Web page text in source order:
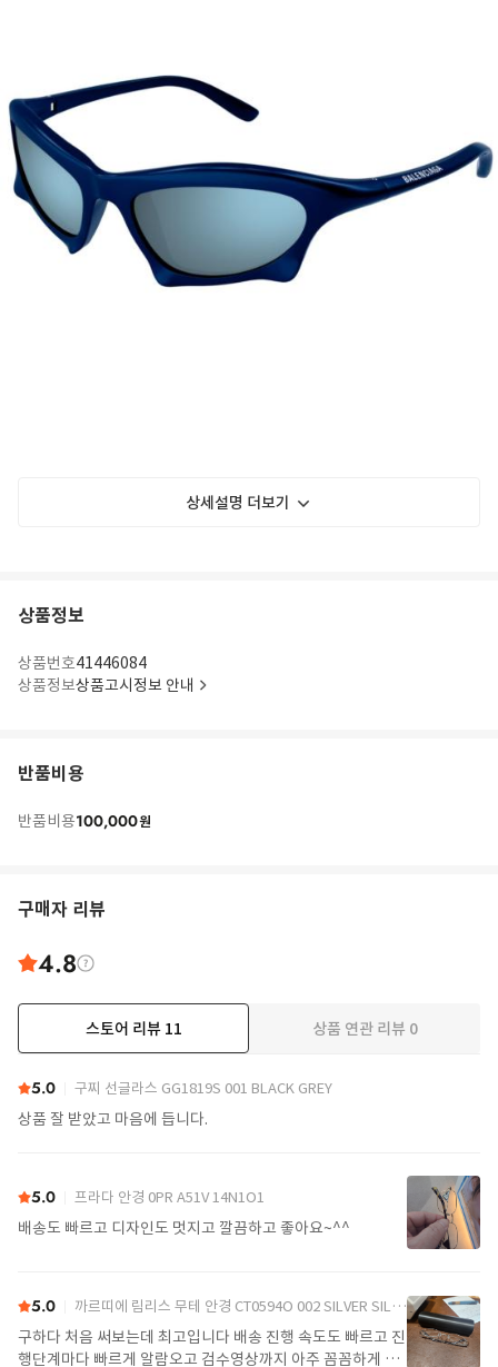
상세설명 더보기
상품정보
상품번호41446084
상품정보상품고시정보 안내
반품비용
반품비용100,000원
구매자 리뷰
4.8
스토어 리뷰 11 상품 연관 리뷰 0
5.0 구찌 선글라스 GG1819S 001 BLACK GREY
상품 잘 받았고 마음에 듭니다.
5.0 프라다 안경 0PR A51V 14N1O1
배송도 빠르고 디자인도 멋지고 깔끔하고 좋아요~^^
5.0 까르띠에 림리스 무테 안경 CT0594O 002 SILVER SILVER TRANSPARENT
구하다 처음 써보는데 최고입니다 배송 진행 속도도 빠르고 진
행단계마다 빠르게 알람오고 검수영상까지 아주 꼼꼼하게 찍